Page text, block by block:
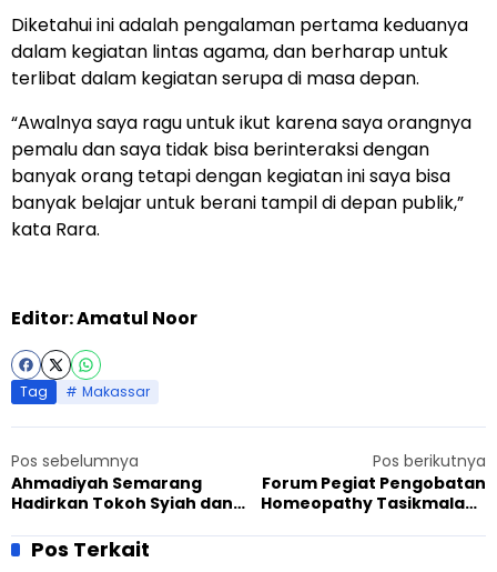
Diketahui ini adalah pengalaman pertama keduanya
dalam kegiatan lintas agama, dan berharap untuk
terlibat dalam kegiatan serupa di masa depan.
“Awalnya saya ragu untuk ikut karena saya orangnya
pemalu dan saya tidak bisa berinteraksi dengan
banyak orang tetapi dengan kegiatan ini saya bisa
banyak belajar untuk berani tampil di depan publik,”
kata Rara.
Editor: Amatul Noor
Tag Makassar
Pos sebelumnya
Ahmadiyah Semarang
Hadirkan Tokoh Syiah dan
SAW
Pos berikutnya
Forum Pegiat Pengobatan
Homeopathy Tasikmalaya
Gratis di Sodonghilir
Pos Terkait